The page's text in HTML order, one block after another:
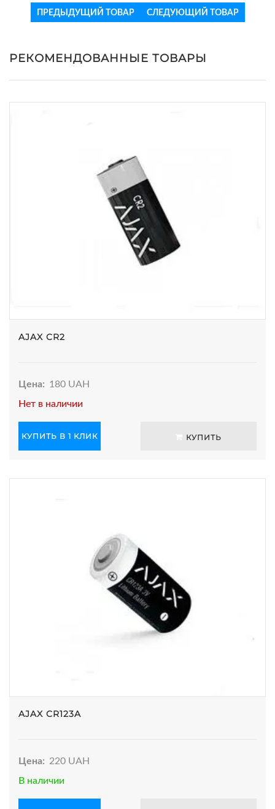
ПРЕДЫДУЩИЙ ТОВАР СЛЕДУЮЩИЙ ТОВАР
РЕКОМЕНДОВАННЫЕ ТОВАРЫ
AJAX CR2
Цена: 180 UAH
Нет в наличии
КУПИТЬ В 1 КЛИК КУПИТЬ
AJAX CR123A
Цена: 220 UAH
В наличии